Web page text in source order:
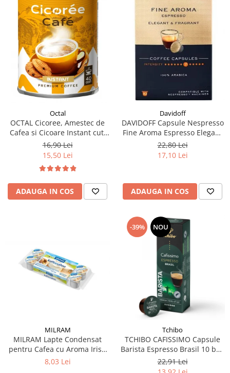
Octal
OCTAL Cicoree, Amestec de
Cafea si Cicoare Instant cut.
100g
16,90 Lei
15,50 Lei
ADAUGA IN COS
Davidoff
DAVIDOFF Capsule Nespresso
Fine Aroma Espresso Elegant
& Fragrant 10x5.5g
22,80 Lei
17,10 Lei
ADAUGA IN COS
MILRAM
MILRAM Lapte Condensat
pentru Cafea cu Aroma Irish
Cream 10x14g
8,03 Lei
-39% NOU
Tchibo
TCHIBO CAFISSIMO Capsule
Barista Espresso Brasil 10 buc
80g (27.10.2026)
22,91 Lei